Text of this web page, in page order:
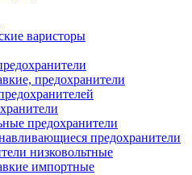
варисторы
предохранители
предохранители
предохранители
низковольтные
импортные